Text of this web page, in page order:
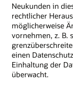
Neukunden in
rechtlicher
möglicherweise
vornehmen, z. B.
einen
Einhaltung der
überwacht.